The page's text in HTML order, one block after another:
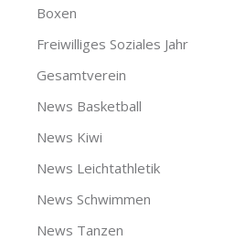
Boxen
Freiwilliges Soziales Jahr
Gesamtverein
News Basketball
News Kiwi
News Leichtathletik
News Schwimmen
News Tanzen